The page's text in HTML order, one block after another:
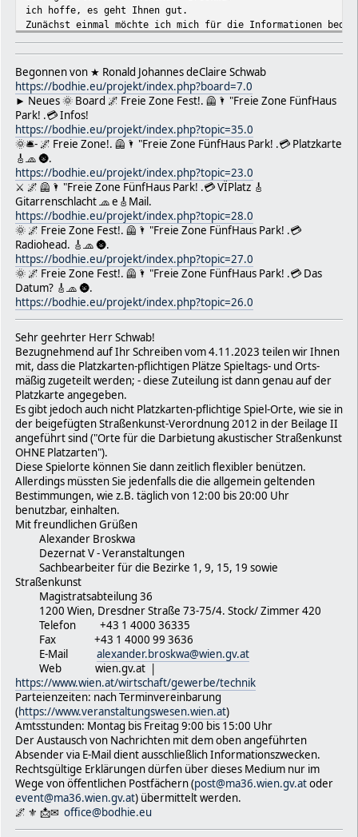
ich hoffe, es geht Ihnen gut.
Zunächst einmal möchte ich mich für die Informationen
Mein Name: Ronald (Johannes) Schwab und bin mit der
Clementinengasse 8/8c
1150 Wien-Fünfhaus/Vienna-Österreich/Austria-EU
● Lebenslauf SuperVisor Gastronomie ★ Ronald Johannes
https://bodhie.eu/simple/index.php/board,9.0.html
Ich bin aufgrund meiner gesundheitlichen Situation zu 30%
🏳 Bodhietologie™ (Gründer; Mentor & Administrator)
● Lebenslauf SuperVisor Gastronomie ★ https://bodhie.eu/
★ Bodhietologe Ï https://bodhie.eu Ï https://
📩 office@bodhie.eu
😎 Gastronom - Supervisor
💥 Ehrenamtlicher Consultant
🎸 Künstler & Veranstaltungsberater
🎓 Coaching & Gesundheitsberater - Mentor
★ Obmann Underground Life Club™ Chairman Staff Officer Ct
⚔ ULC e.V. LPD IV-Vr 442/b/VVW/96™ 🇦🇹 Wien/Vienna-
☝ ULC Regeln: https://bodhie.eu/simple/index.php/
Während meiner Pausen, die ich in den Straßen und Gassen
Daher wende ich mich an Sie als Sachbearbeiter für
Post postlagernd: Ronald "Johannes DeClaire" Schwab
c/o: ULClub
JBC Business Service
Gumpendorferstrasse 142
PA 1065 Wien/Vienna - Österreich/Austria-EU
Ich grüße Sie unverdrossen aus Wien und bedanke mich im
Mit freundlichen Grüßen,
Ronald Schwab
"Ronnie", der Gitarrenspieler
Obmann Underground Life Club/ULC e.V. LPD IV-Vr 442/b/VVW/
Clementinengasse 8/8c
1150 Wien-Fünfhaus/Vienna-Österreich/Austria-EU
E-Mail: office@bodhie.eu
Website: https://bodhie.eu
Weitere Informationen: https://www.akademos.at/
Bodhietologie: https://www.bodhietologie.eu"
🇦🇹 Unverdrossen mit einem Servus aus Wien!
⭐️ Ronald Schwab
"ronnie", derGitarrenSpieler
★ Ronald Johannes deClaire Schwab
⚔.Obmann Underground Life Club/ULC e.V. LPD IV-Vr 442/b/
Clementinengasse 8/8c
1150 Wien-Fünfhaus/Vienna-Österreich/Austria-EU
✉ office@bodhie.eu
https://bodhie.eu
➦ https://www.akademos.at/
⚜ https://www.bodhietologie.eu
---------------------
Am 2023-10-30 13:10, schrieb Broskwa Alexander:
Sehr geehrter Herr Schwab!
Wir haben Ihre Reservierung für Dezember 2023
Begonnen von ★ Ronald Johannes deClaire Schwab
https://bodhie.eu/projekt/index.php?board=7.0
► Neues 🌞 Board 🌌 Freie Zone Fest!. 🦺🌂 "Freie Zone FünfHaus
Park! .💳 Infos!
https://bodhie.eu/projekt/index.php?topic=35.0
🌞🛎- 🌌 Freie Zone!. 🦺🌂 "Freie Zone FünfHaus Park! .💳 Platzkarte
🎸🧢 🌚.
https://bodhie.eu/projekt/index.php?topic=23.0
⚔ 🌌 🦺🌂 "Freie Zone FünfHaus Park! .💳 VÏPlatz 🎸
Gitarrenschlacht 🧢 e🎸Mail.
https://bodhie.eu/projekt/index.php?topic=28.0
🌞 🌌 Freie Zone Fest!. 🦺🌂 "Freie Zone FünfHaus Park! .💳
Radiohead. 🎸🧢 🌚.
https://bodhie.eu/projekt/index.php?topic=27.0
🌞 🌌 Freie Zone Fest!. 🦺🌂 "Freie Zone FünfHaus Park! .💳 Das
Datum? 🎸🧢 🌚.
https://bodhie.eu/projekt/index.php?topic=26.0
Sehr geehrter Herr Schwab!
Bezugnehmend auf Ihr Schreiben vom 4.11.2023 teilen wir Ihnen
mit, dass die Platzkarten-pflichtigen Plätze Spieltags- und Orts-
mäßig zugeteilt werden; - diese Zuteilung ist dann genau auf der
Platzkarte angegeben.
Es gibt jedoch auch nicht Platzkarten-pflichtige Spiel-Orte, wie sie in
der beigefügten Straßenkunst-Verordnung 2012 in der Beilage II
angeführt sind ("Orte für die Darbietung akustischer Straßenkunst
OHNE Platzarten").
Diese Spielorte können Sie dann zeitlich flexibler benützen.
Allerdings müssten Sie jedenfalls die die allgemein geltenden
Bestimmungen, wie z.B. täglich von 12:00 bis 20:00 Uhr
benutzbar, einhalten.
Mit freundlichen Grüßen
Alexander Broskwa
Dezernat V - Veranstaltungen
Sachbearbeiter für die Bezirke 1, 9, 15, 19 sowie
Straßenkunst
Magistratsabteilung 36
1200 Wien, Dresdner Straße 73-75/4. Stock/ Zimmer 420
Telefon +43 1 4000 36335
Fax +43 1 4000 99 3636
E-Mail alexander.broskwa@wien.gv.at
Web wien.gv.at |
https://www.wien.at/wirtschaft/gewerbe/technik
Parteienzeiten: nach Terminvereinbarung
(https://www.veranstaltungswesen.wien.at)
Amtsstunden: Montag bis Freitag 9:00 bis 15:00 Uhr
Der Austausch von Nachrichten mit dem oben angeführten
Absender via E-Mail dient ausschließlich Informationszwecken.
Rechtsgültige Erklärungen dürfen über dieses Medium nur im
Wege von öffentlichen Postfächern (post@ma36.wien.gv.atoder
event@ma36.wien.gv.at) übermittelt werden.
🌌 ⚜ 📩✉ office@bodhie.eu